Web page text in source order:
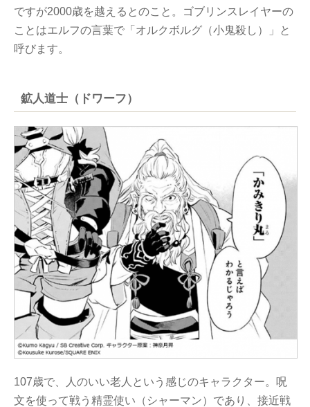
ですが2000歳を越えるとのこと。ゴブリンスレイヤーの
ことはエルフの言葉で「オルクボルグ（小鬼殺し）」と
呼びます。
鉱人道士（ドワーフ）
107歳で、人のいい老人という感じのキャラクター。呪
文を使って戦う精霊使い（シャーマン）であり、接近戦